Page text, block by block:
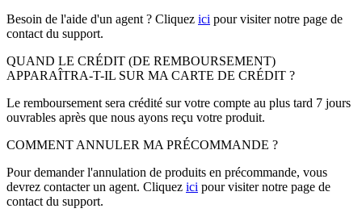
Besoin de l'aide d'un agent ? Cliquez ici pour visiter notre page de
contact du support.
QUAND LE CRÉDIT (DE REMBOURSEMENT)
APPARAÎTRA-T-IL SUR MA CARTE DE CRÉDIT ?
Le remboursement sera crédité sur votre compte au plus tard 7 jours
ouvrables après que nous ayons reçu votre produit.
COMMENT ANNULER MA PRÉCOMMANDE ?
Pour demander l'annulation de produits en précommande, vous
devrez contacter un agent. Cliquez ici pour visiter notre page de
contact du support.